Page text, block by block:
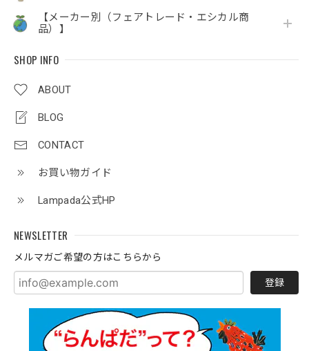
【メーカー別（フェアトレード・エシカル商
品）】
SHOP INFO
ABOUT
BLOG
CONTACT
お買い物ガイド
Lampada公式HP
NEWSLETTER
メルマガご希望の方はこちらから
登録